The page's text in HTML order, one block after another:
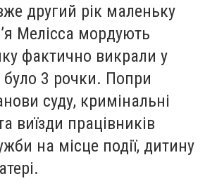
другий рік маленьку
Мелісса мордують
фактично викрали у
було 3 рочки. Попри
суду, кримінальні
виїзди працівників
на місце події, дитину